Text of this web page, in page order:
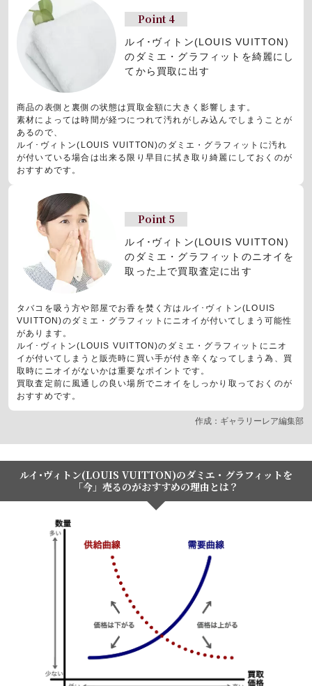
Point 4
ルイ･ヴィトン(LOUIS VUITTON)
のダミエ・グラフィットを綺麗にし
てから買取に出す
商品の表側と裏側の状態は買取金額に大きく影響します。
素材によっては時間が経つにつれて汚れがしみ込んでしまうことが
あるので、
ルイ･ヴィトン(LOUIS VUITTON)のダミエ・グラフィットに汚れ
が付いている場合は出来る限り早目に拭き取り綺麗にしておくのが
おすすめです。
Point 5
ルイ･ヴィトン(LOUIS VUITTON)
のダミエ・グラフィットのニオイを
取った上で買取査定に出す
タバコを吸う方や部屋でお香を焚く方はルイ･ヴィトン(LOUIS
VUITTON)のダミエ・グラフィットにニオイが付いてしまう可能性
があります。
ルイ･ヴィトン(LOUIS VUITTON)のダミエ・グラフィットにニオ
イが付いてしまうと販売時に買い手が付き辛くなってしまう為、買
取時にニオイがないかは重要なポイントです。
買取査定前に風通しの良い場所でニオイをしっかり取っておくのが
おすすめです。
作成：ギャラリーレア編集部
ルイ･ヴィトン(LOUIS VUITTON)のダミエ・グラフィットを
「今」売るのがおすすめの理由とは？